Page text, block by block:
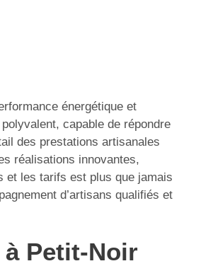
énergétique et
capable de répondre
des prestations artisanales
réalisations innovantes,
et les tarifs est plus que jamais
d’artisans qualifiés et
Petit-Noir